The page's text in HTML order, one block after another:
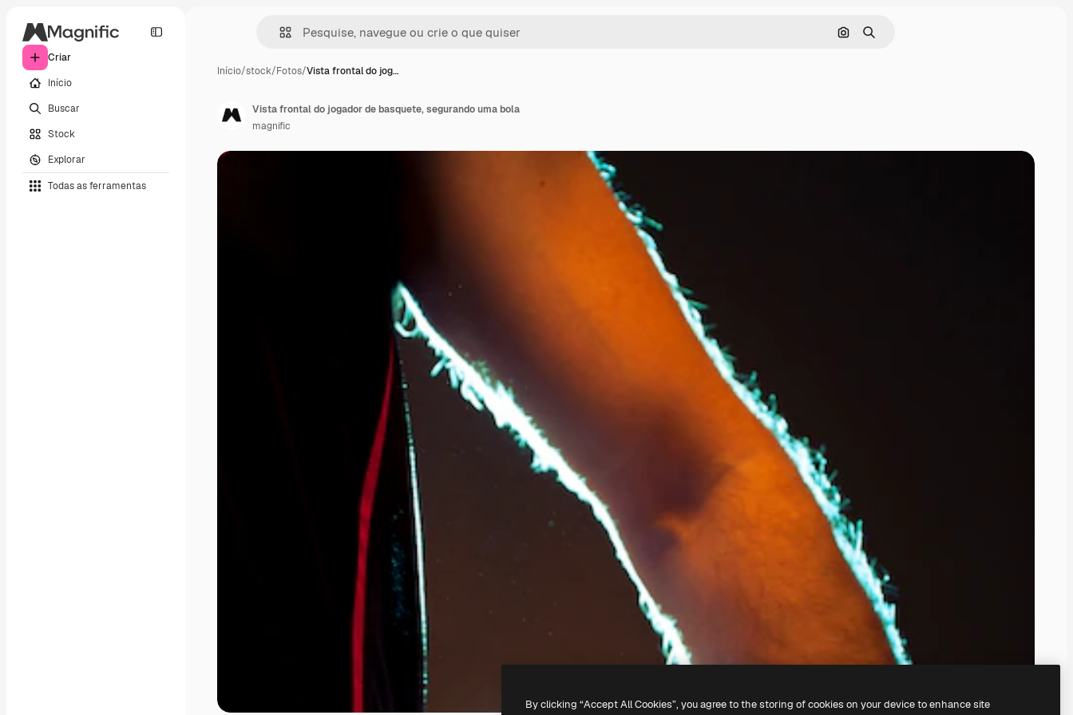
Criar
Início
Buscar
Stock
Explorar
Todas as ferramentas
Pesquisar por imagem
Buscar
Início/stock/Fotos/Vista frontal do jog…
Vista frontal do jogador de basquete, segurando uma bola
magnific
By clicking “Accept All Cookies”, you agree to the storing of cookies on your device to enhance site